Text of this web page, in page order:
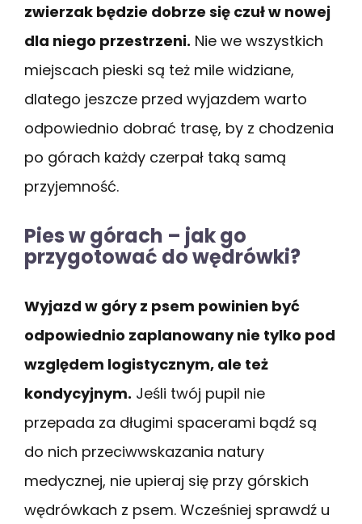
zwierzak będzie dobrze się czuł w nowej
dla niego przestrzeni. Nie we wszystkich
miejscach pieski są też mile widziane,
dlatego jeszcze przed wyjazdem warto
odpowiednio dobrać trasę, by z chodzenia
po górach każdy czerpał taką samą
przyjemność.
Pies w górach – jak go
przygotować do wędrówki?
Wyjazd w góry z psem powinien być
odpowiednio zaplanowany nie tylko pod
względem logistycznym, ale też
kondycyjnym. Jeśli twój pupil nie
przepada za długimi spacerami bądź są
do nich przeciwwskazania natury
medycznej, nie upieraj się przy górskich
wędrówkach z psem. Wcześniej sprawdź u